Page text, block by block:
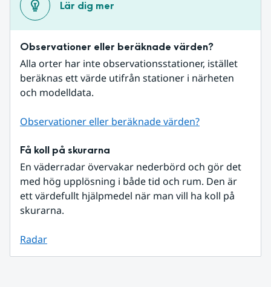
Lär dig mer
Observationer eller beräknade värden?
Alla orter har inte observationsstationer, istället
beräknas ett värde utifrån stationer i närheten
och modelldata.
Observationer eller beräknade värden?
Få koll på skurarna
En väderradar övervakar nederbörd och gör det
med hög upplösning i både tid och rum. Den är
ett värdefullt hjälpmedel när man vill ha koll på
skurarna.
Radar